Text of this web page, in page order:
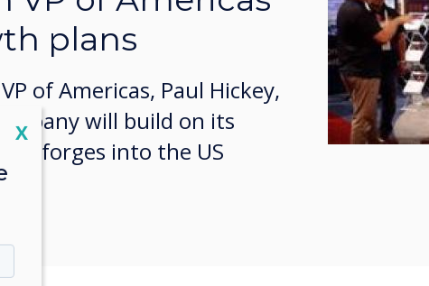
plans
of Americas, Paul Hickey,
will build on its
it forges into the US
Close
X